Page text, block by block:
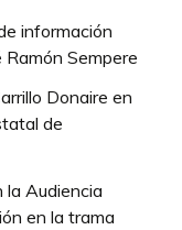
información
Sempere
Donaire en
de
Audiencia
en la trama